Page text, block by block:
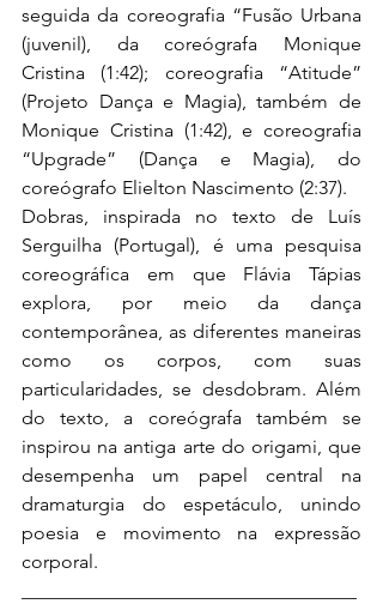
seguida da coreografia “Fusão Urbana
(juvenil), da coreógrafa Monique
Cristina (1:42); coreografia “Atitude”
(Projeto Dança e Magia), também de
Monique Cristina (1:42), e coreografia
“Upgrade” (Dança e Magia), do
coreógrafo Elielton Nascimento (2:37).
Dobras, inspirada no texto de Luís
Serguilha (Portugal), é uma pesquisa
coreográfica em que Flávia Tápias
explora, por meio da dança
contemporânea, as diferentes maneiras
como os corpos, com suas
particularidades, se desdobram. Além
do texto, a coreógrafa também se
inspirou na antiga arte do origami, que
desempenha um papel central na
dramaturgia do espetáculo, unindo
poesia e movimento na expressão
corporal.